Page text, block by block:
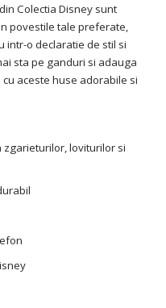
Colectia Disney sunt
povestile tale preferate,
intr-o declaratie de stil si
sta pe ganduri si adauga
aceste huse adorabile si
loviturilor si